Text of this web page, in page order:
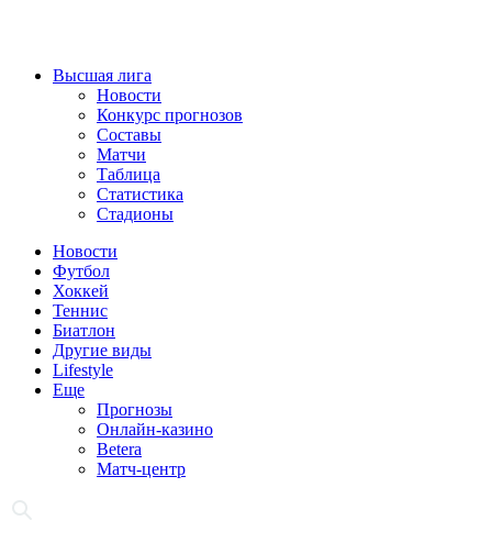
Высшая лига
Новости
Конкурс прогнозов
Составы
Матчи
Таблица
Статистика
Стадионы
Новости
Футбол
Хоккей
Теннис
Биатлон
Другие виды
Lifestyle
Еще
Прогнозы
Онлайн-казино
Betera
Матч-центр